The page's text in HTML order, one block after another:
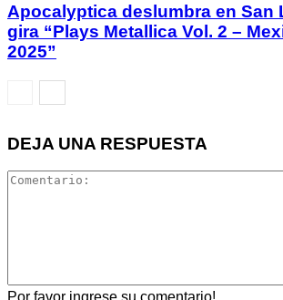
Apocalyptica deslumbra en San
gira “Plays Metallica Vol. 2 –
2025”
DEJA UNA RESPUESTA